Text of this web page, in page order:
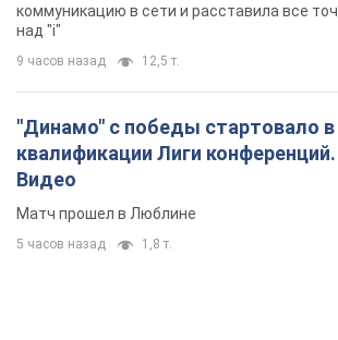
коммуникацию в сети и расставила все
над "i"
9 часов назад 12,5 т.
"Динамо" с победы стартовало в
квалификации Лиги конференций.
Видео
Матч прошел в Люблине
5 часов назад 1,8 т.